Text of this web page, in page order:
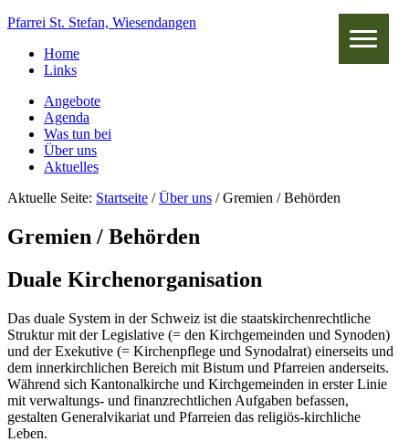
Pfarrei St. Stefan, Wiesendangen
Home
Links
Angebote
Agenda
Was tun bei
Über uns
Aktuelles
Aktuelle Seite: Startseite / Über uns /Gremien / Behörden
Gremien / Behörden
Duale Kirchenorganisation
Das duale System in der Schweiz ist die staatskirchenrechtliche
Struktur mit der Legislative (= den Kirchgemeinden und Synoden)
und der Exekutive (= Kirchenpflege und Synodalrat) einerseits und
dem innerkirchlichen Bereich mit Bistum und Pfarreien anderseits.
Während sich Kantonalkirche und Kirchgemeinden in erster Linie
mit verwaltungs- und finanzrechtlichen Aufgaben befassen,
gestalten Generalvikariat und Pfarreien das religiös-kirchliche
Leben.